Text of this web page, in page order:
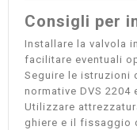
Consigli per
Installare la valvola
facilitare eventuali
Seguire le istruzioni
normative DVS 2204
Utilizzare
ghiere e il fissaggio